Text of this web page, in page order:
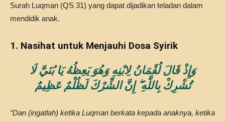
Surah Luqman (QS 31) yang dapat dijadikan teladan dalam
mendidik anak.
1. Nasihat untuk Menjauhi Dosa Syirik
وَإِذْ قَالَ لُقْمَانُ لِابْنِهِ وَهُوَ يَعِظُهُ يَا بُنَيَّ لَا
تُشْرِكْ بِاللَّهِ ۖ إِنَّ الشِّرْكَ لَظُلْمٌ عَظِيمٌ
“Dan (ingatlah) ketika Luqman berkata kepada anaknya, ketika